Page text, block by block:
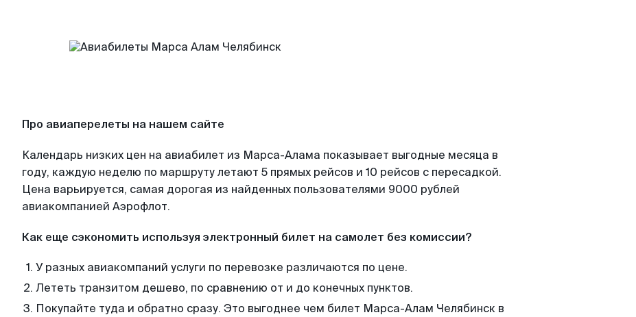
Про авиаперелеты на нашем сайте
Календарь низких цен на авиабилет из Марса-Алама показывает выгодные месяца в
году, каждую неделю по маршруту летают 5 прямых рейсов и 10 рейсов с пересадкой.
Цена варьируется, самая дорогая из найденных пользователями 9000 рублей
авиакомпанией Аэрофлот.
Как еще сэкономить используя электронный билет на самолет без комиссии?
У разных авиакомпаний услуги по перевозке различаются по цене.
Лететь транзитом дешево, по сравнению от и до конечных пунктов.
Покупайте туда и обратно сразу. Это выгоднее чем билет Марса-Алам Челябинск в